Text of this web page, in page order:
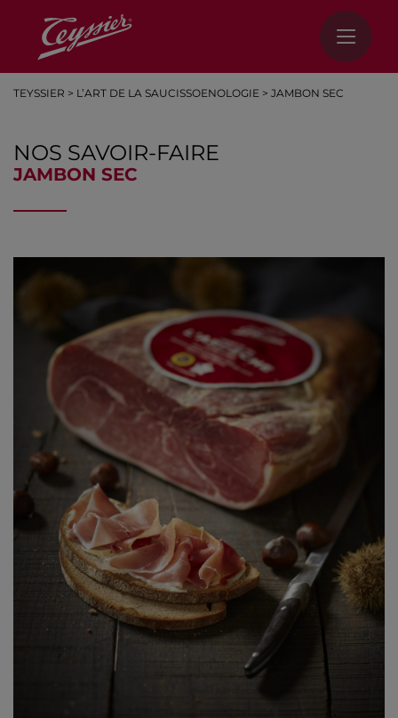
TEYSSIER > L’ART DE LA SAUCISSOENOLOGIE > JAMBON SEC
NOS SAVOIR-FAIRE
JAMBON SEC